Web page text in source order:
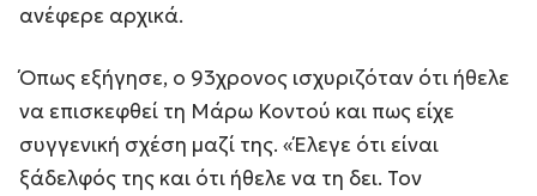
ανέφερε αρχικά.
Όπως εξήγησε, ο 93χρονος ισχυριζόταν ότι ήθελε
να επισκεφθεί τη Μάρω Κοντού και πως είχε
συγγενική σχέση μαζί της. «Έλεγε ότι είναι
ξάδελφός της και ότι ήθελε να τη δει. Τον